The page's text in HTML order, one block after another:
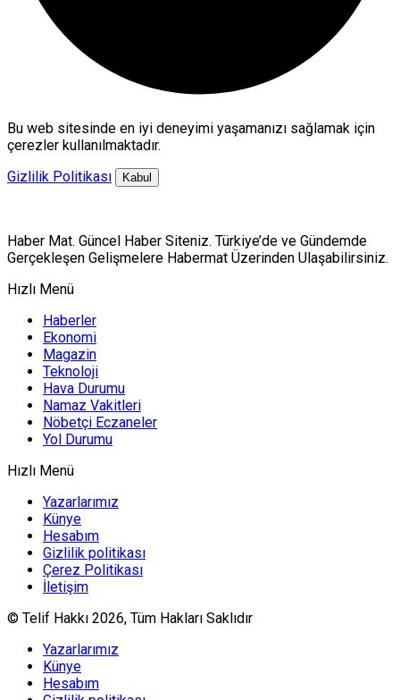
Bu web sitesinde en iyi deneyimi yaşamanızı sağlamak için
çerezler kullanılmaktadır.
Gizlilik Politikası
Kabul
Haber Mat. Güncel Haber Siteniz. Türkiye’de ve Gündemde
Gerçekleşen Gelişmelere Habermat Üzerinden Ulaşabilirsiniz.
Hızlı Menü
Haberler
Ekonomi
Magazin
Teknoloji
Hava Durumu
Namaz Vakitleri
Nöbetçi Eczaneler
Yol Durumu
Hızlı Menü
Yazarlarımız
Künye
Hesabım
Gizlilik politikası
Çerez Politikası
İletişim
© Telif Hakkı 2026, Tüm Hakları Saklıdır
Yazarlarımız
Künye
Hesabım